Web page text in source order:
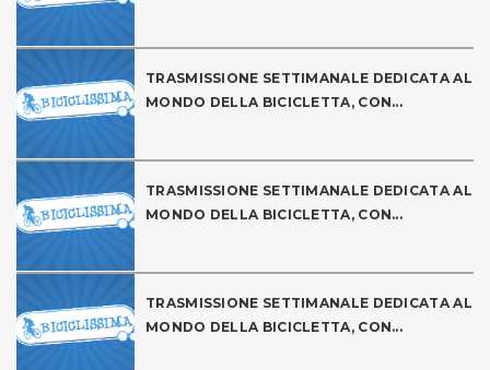
TRASMISSIONE SETTIMANALE DEDICATA AL
MONDO DELLA BICICLETTA, CON...
TRASMISSIONE SETTIMANALE DEDICATA AL
MONDO DELLA BICICLETTA, CON...
TRASMISSIONE SETTIMANALE DEDICATA AL
MONDO DELLA BICICLETTA, CON...